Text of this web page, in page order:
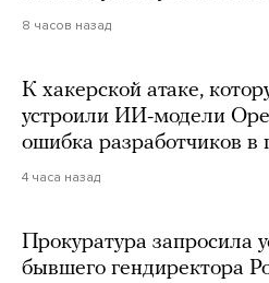
8 часов назад
К хакерской атаке,
устроили ИИ-модели
ошибка разработчиков в
4 часа назад
Прокуратура запросила
бывшего гендиректора